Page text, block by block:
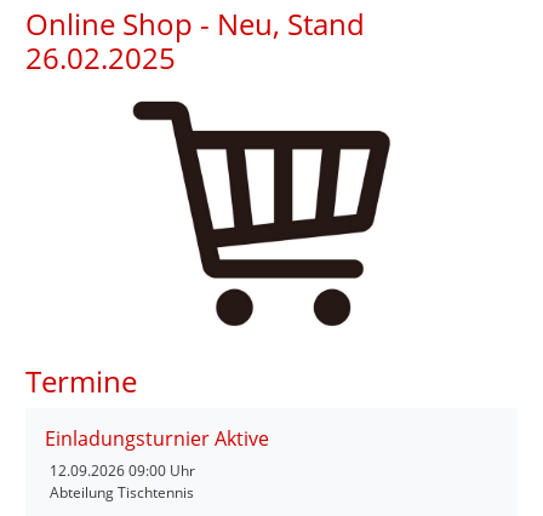
Online Shop - Neu, Stand
26.02.2025
Termine
Einladungsturnier Aktive
12.09.202609:00 Uhr
Abteilung Tischtennis